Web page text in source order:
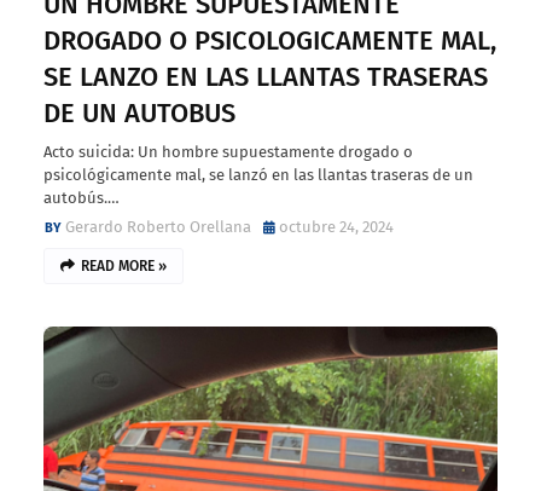
DROGADO O PSICOLOGICAMENTE MAL,
SE LANZO EN LAS LLANTAS TRASERAS
DE UN AUTOBUS
Acto suicida: Un hombre supuestamente drogado o
psicológicamente mal, se lanzó en las llantas traseras de un
autobús.…
Gerardo Roberto Orellana
octubre 24, 2024
READ MORE »